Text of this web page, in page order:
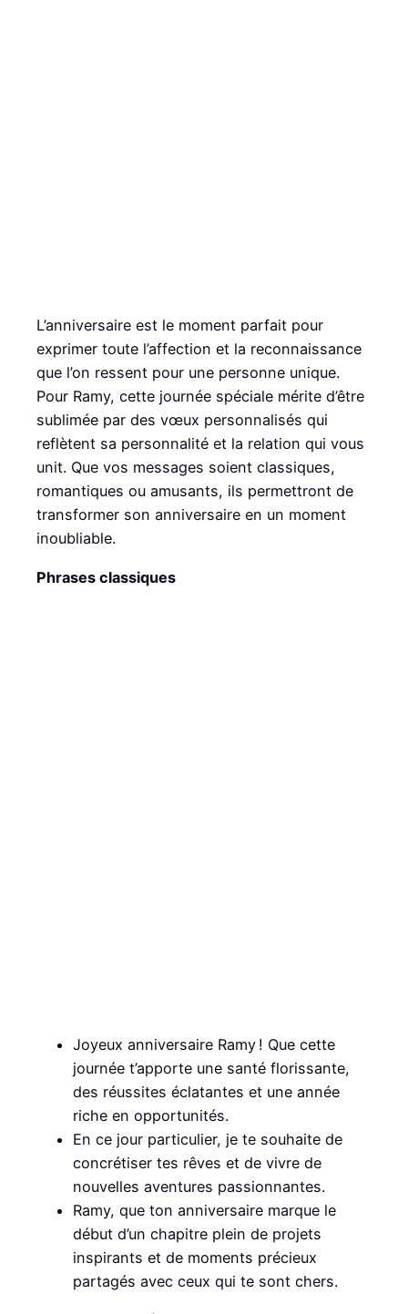
L’anniversaire est le moment parfait pour
exprimer toute l’affection et la reconnaissance
que l’on ressent pour une personne unique.
Pour Ramy, cette journée spéciale mérite d’être
sublimée par des vœux personnalisés qui
reflètent sa personnalité et la relation qui vous
unit. Que vos messages soient classiques,
romantiques ou amusants, ils permettront de
transformer son anniversaire en un moment
inoubliable.
Phrases classiques
Joyeux anniversaire Ramy ! Que cette
journée t’apporte une santé florissante,
des réussites éclatantes et une année
riche en opportunités.
En ce jour particulier, je te souhaite de
concrétiser tes rêves et de vivre de
nouvelles aventures passionnantes.
Ramy, que ton anniversaire marque le
début d’un chapitre plein de projets
inspirants et de moments précieux
partagés avec ceux qui te sont chers.